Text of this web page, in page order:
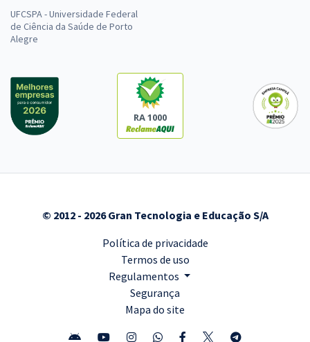
UFCSPA - Universidade Federal
de Ciência da Saúde de Porto
Alegre
RA 1000
© 2012 - 2026 Gran Tecnologia e Educação S/A
Política de privacidade
Termos de uso
Regulamentos
Segurança
Mapa do site